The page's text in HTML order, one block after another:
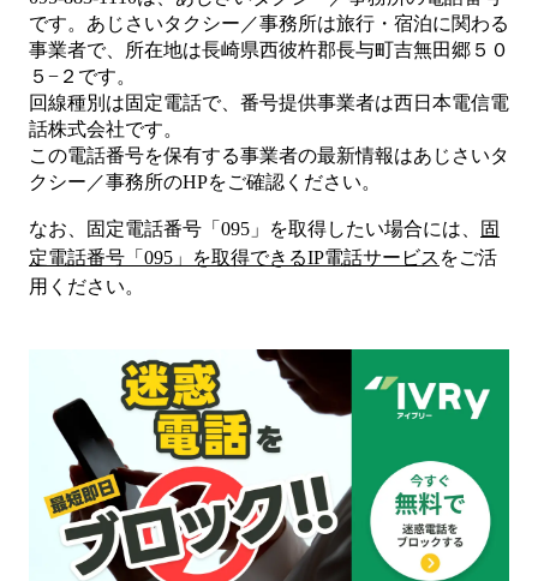
です。 あじさいタクシー／事務所は旅行・宿泊に関わる
事業者で、所在地は長崎県西彼杵郡長与町吉無田郷５０
５−２ です。
回線種別は固定電話で、番号提供事業者は西日本電信電
話株式会社です。
この電話番号を保有する事業者の最新情報はあじさいタ
クシー／事務所のHPをご確認ください。
なお、固定電話番号「 095 」を取得したい場合には、
固
定電話番号「 095 」を取得できるIP電話サービス をご活
用ください。